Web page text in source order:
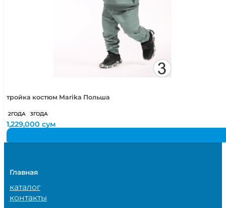
тройка костюм Marika Польша
2ГОДА 3ГОДА
1,229,000сум
Главная
каталог
контакты